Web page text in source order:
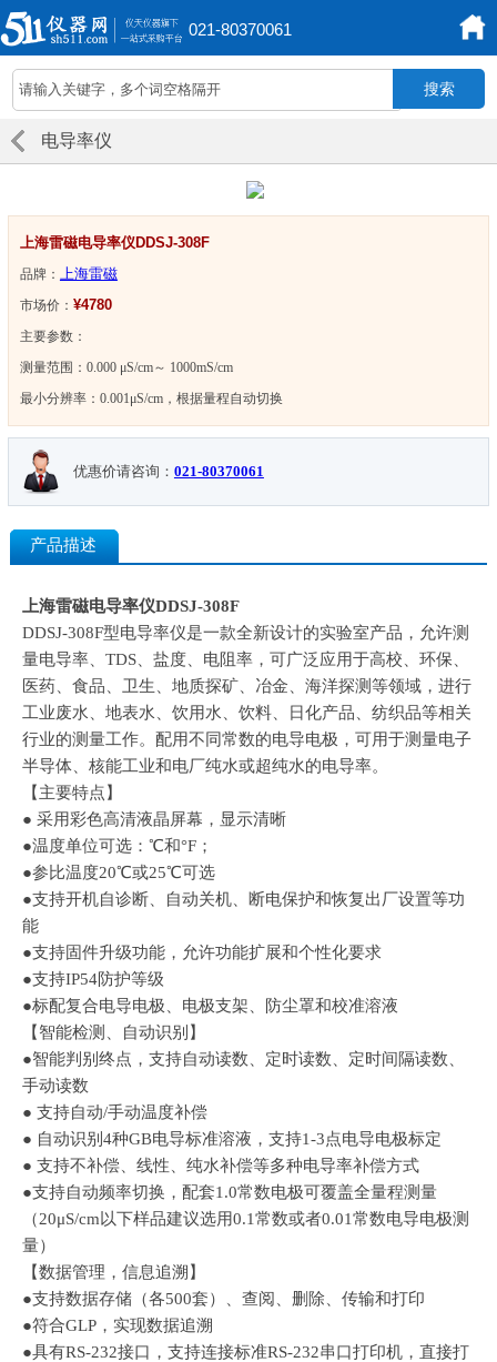
021-80370061
电导率仪
上海雷磁电导率仪DDSJ-308F
品牌： 上海雷磁
市场价： ¥4780
主要参数：
测量范围：0.000 μS/cm～ 1000mS/cm
最小分辨率：0.001μS/cm，根据量程自动切换
优惠价请咨询： 021-80370061
产品描述
上海雷磁电导率仪DDSJ-308F
DDSJ-308F型电导率仪是一款全新设计的实验室产品，允许测
量电导率、TDS、盐度、电阻率，可广泛应用于高校、环保、
医药、食品、卫生、地质探矿、冶金、海洋探测等领域，进行
工业废水、地表水、饮用水、饮料、日化产品、纺织品等相关
行业的测量工作。配用不同常数的电导电极，可用于测量电子
半导体、核能工业和电厂纯水或超纯水的电导率。
【主要特点】
● 采用彩色高清液晶屏幕，显示清晰
●温度单位可选：℃和°F；
●参比温度20℃或25℃可选
●支持开机自诊断、自动关机、断电保护和恢复出厂设置等功
能
●支持固件升级功能，允许功能扩展和个性化要求
●支持IP54防护等级
●标配复合电导电极、电极支架、防尘罩和校准溶液
【智能检测、自动识别】
●智能判别终点，支持自动读数、定时读数、定时间隔读数、
手动读数
● 支持自动/手动温度补偿
● 自动识别4种GB电导标准溶液，支持1-3点电导电极标定
● 支持不补偿、线性、纯水补偿等多种电导率补偿方式
●支持自动频率切换，配套1.0常数电极可覆盖全量程测量
（20μS/cm以下样品建议选用0.1常数或者0.01常数电导电极测
量）
【数据管理，信息追溯】
●支持数据存储（各500套）、查阅、删除、传输和打印
●符合GLP，实现数据追溯
●具有RS-232接口，支持连接标准RS-232串口打印机，直接打